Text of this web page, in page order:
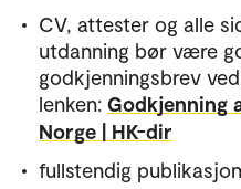
CV, attester og alle
utdanning bør være
godkjenningsbrev
lenken: Godkjenning
Norge | HK-dir
fullstendig